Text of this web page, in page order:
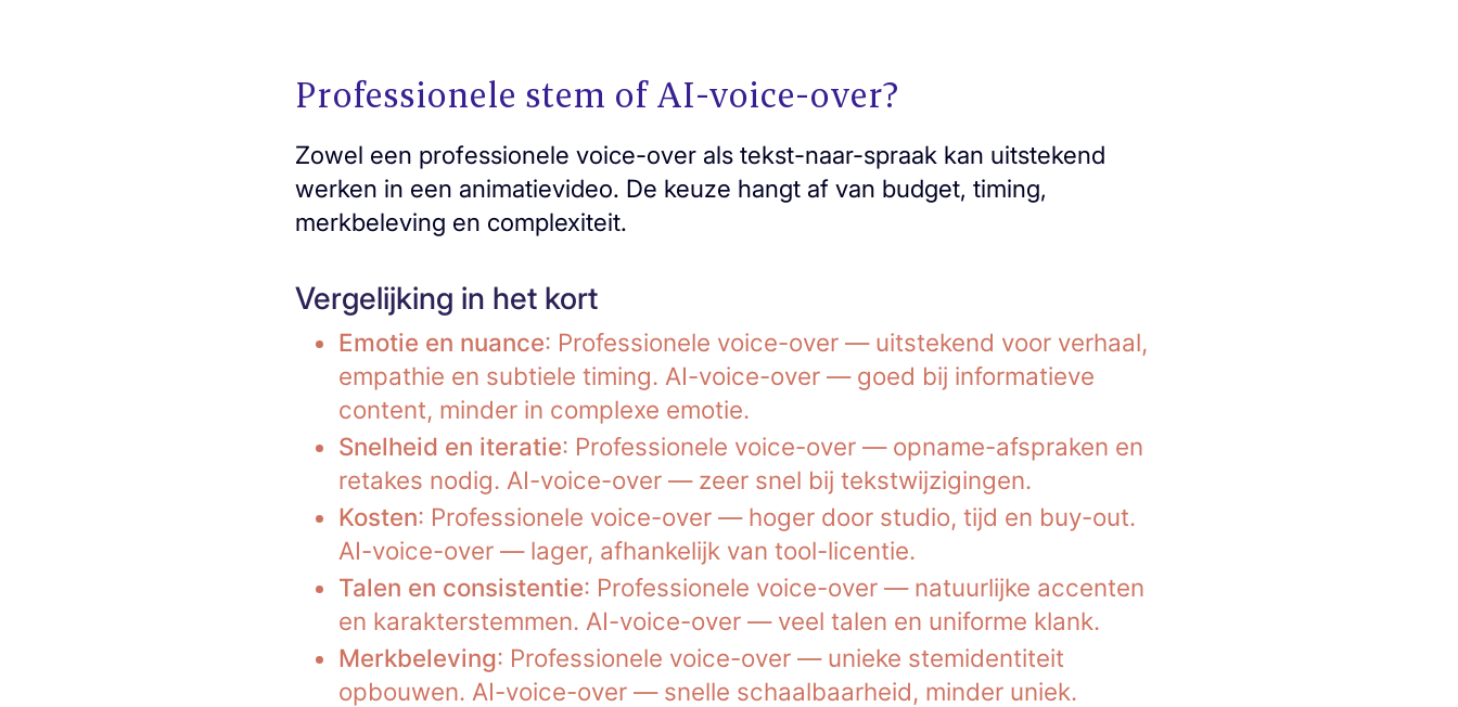
Professionele stem of AI-voice-over?
Zowel een professionele voice-over als tekst-naar-spraak kan uitstekend
werken in een animatievideo. De keuze hangt af van budget, timing,
merkbeleving en complexiteit.
Vergelijking in het kort
Emotie en nuance: Professionele voice-over — uitstekend voor verhaal,
empathie en subtiele timing. AI-voice-over — goed bij informatieve
content, minder in complexe emotie.
Snelheid en iteratie: Professionele voice-over — opname-afspraken en
retakes nodig. AI-voice-over — zeer snel bij tekstwijzigingen.
Kosten: Professionele voice-over — hoger door studio, tijd en buy-out.
AI-voice-over — lager, afhankelijk van tool-licentie.
Talen en consistentie: Professionele voice-over — natuurlijke accenten
en karakterstemmen. AI-voice-over — veel talen en uniforme klank.
Merkbeleving: Professionele voice-over — unieke stemidentiteit
opbouwen. AI-voice-over — snelle schaalbaarheid, minder uniek.